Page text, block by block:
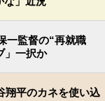
一監督の“再就職
」一択か
平のカネを使い込